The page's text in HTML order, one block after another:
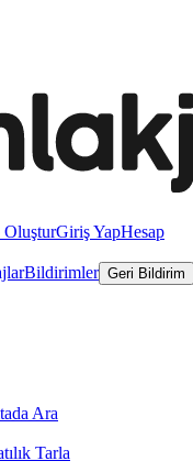
OluşturGiriş YapHesap
Bildirimler Geri Bildirim
Ara
Tarla